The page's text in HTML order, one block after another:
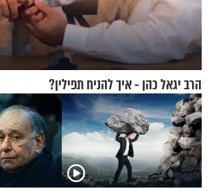
הרב יגאל כהן - איך להניח תפילין?